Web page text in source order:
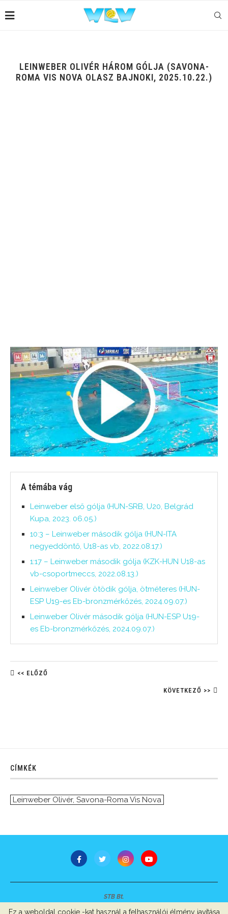
LEINWEBER OLIVÉR HÁROM GÓLJA (SAVONA-
ROMA VIS NOVA OLASZ BAJNOKI, 2025.10.22.)
A témába vág
Leinweber első gólja (HUN-SRB, U20, Belgrád
Kupa, 2023. 06.05.)
10:3 – Leinweber második gólja (HUN-ITA
negyeddöntő, U18-as vb, 2022.08.17.)
1:17 – Leinweber második gólja (KZK-HUN U18-as
vb-csoportmeccs, 2022.08.13.)
Leinweber Olivér ötödik gólja, ötméteres (HUN-
ESP U19-es Eb-bronzmérkőzés, 2024.09.07.)
Leinweber Olivér második gólja (HUN-ESP U19-
es Eb-bronzmérkőzés, 2024.09.07.)
<< ELŐZŐ
KÖVETKEZŐ >>
CÍMKÉK
Leinweber Olivér, Savona-Roma Vis Nova
STB Bt.
Ez a weboldal cookie -kat használ a felhasználói élmény javítása